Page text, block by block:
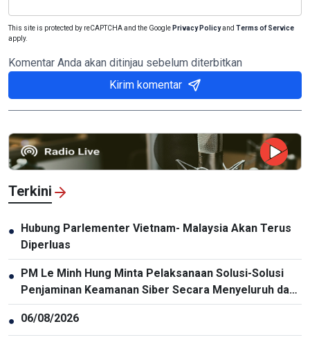
This site is protected by reCAPTCHA and the Google Privacy Policyand Terms of Service
apply.
Komentar Anda akan ditinjau sebelum diterbitkan
Kirim komentar
Terkini
●
Hubung Parlementer Vietnam- Malaysia Akan Terus
Diperluas
●
PM Le Minh Hung Minta Pelaksanaan Solusi-Solusi
Penjaminan Keamanan Siber Secara Menyeluruh dan
Sinkron
● 06/08/2026